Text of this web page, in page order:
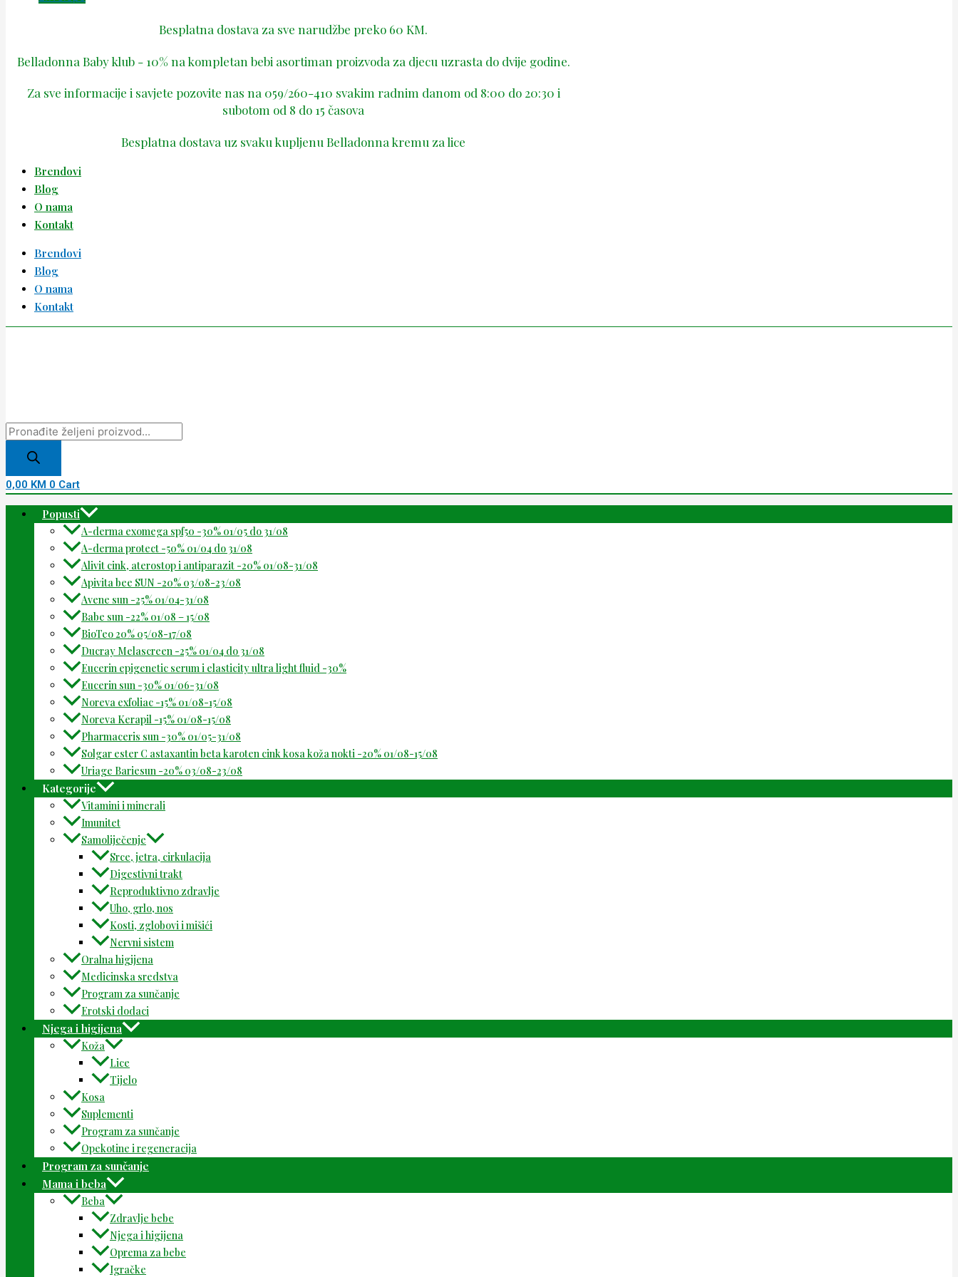
Besplatna dostava za sve narudžbe preko 60 KM.
Belladonna Baby klub - 10% na kompletan bebi asortiman proizvoda za djecu uzrasta do dvije godine.
Za sve informacije i savjete pozovite nas na 059/260-410 svakim radnim danom od 8:00 do 20:30 i
subotom od 8 do 15 časova
Besplatna dostava uz svaku kupljenu Belladonna kremu za lice
Brendovi
Blog
O nama
Kontakt
Brendovi
Blog
O nama
Kontakt
0,00 KM 0 Cart
Popusti
A-derma exomega spf50 -30% 01/05 do 31/08
A-derma protect -50% 01/04 do 31/08
Alivit cink, aterostop i antiparazit -20% 01/08-31/08
Apivita bee SUN -20% 03/08-23/08
Avene sun -25% 01/04-31/08
Babe sun -22% 01/08 – 15/08
BioTeo 20% 05/08-17/08
Ducray Melascreen -25% 01/04 do 31/08
Eucerin epigenetic serum i elasticity ultra light fluid -30%
Eucerin sun -30% 01/06-31/08
Noreva exfoliac -15% 01/08-15/08
Noreva Kerapil -15% 01/08-15/08
Pharmaceris sun -30% 01/05-31/08
Solgar ester C astaxantin beta karoten cink kosa koža nokti -20% 01/08-15/08
Uriage Bariesun -20% 03/08-23/08
Kategorije
Vitamini i minerali
Imunitet
Samoliječenje
Srce, jetra, cirkulacija
Digestivni trakt
Reproduktivno zdravlje
Uho, grlo, nos
Kosti, zglobovi i mišići
Nervni sistem
Oralna higijena
Medicinska sredstva
Program za sunčanje
Erotski dodaci
Njega i higijena
Koža
Lice
Tijelo
Kosa
Suplementi
Program za sunčanje
Opekotine i regeneracija
Program za sunčanje
Mama i beba
Beba
Zdravlje bebe
Njega i higijena
Oprema za bebe
Igračke